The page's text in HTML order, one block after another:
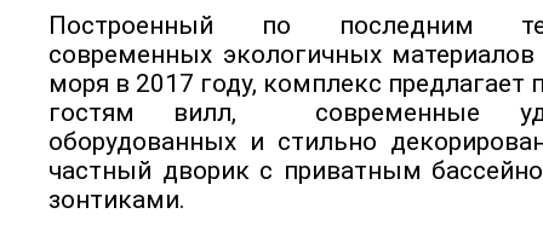
Построенный по последним
современных экологичных
моря в 2017 году, комплекс предлагает
гостям вилл, современные
оборудованных и стильно
частный дворик с приватным
зонтиками.